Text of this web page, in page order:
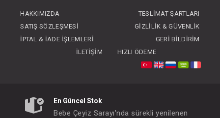
HAKKIMIZDA
TESLIMAT ŞARTLARI
SATIŞ SÖZLEŞMESI
GIZLILIK & GÜVENLIK
İPTAL & İADE İŞLEMLERI
GERI BILDIRIM
İLETIŞIM
HIZLI ÖDEME
En Güncel Stok
Bebe Çeyiz Sarayı'nda sürekli yenilenen